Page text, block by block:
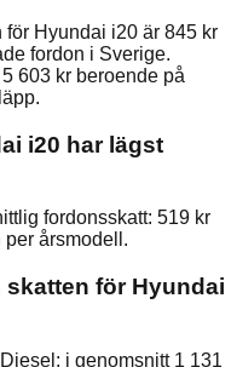
Hyundai i20 är 845 kr
fordon i Sverige.
603 kr beroende på
i20 har lägst
fordonsskatt: 519 kr
per årsmodell.
för Hyundai
i genomsnitt 1 131